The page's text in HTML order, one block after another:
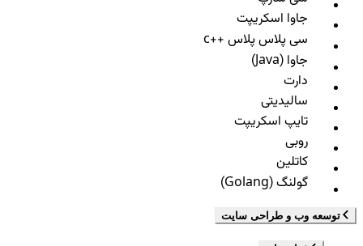
جاوا اسکریپت
سی پلاس پلاس ++c
جاوا (Java)
دارت
سالیدیتی
تایپ اسکریپت
روبی
کاتلین
گولنگ (Golang)
توسعه وب و طراحی سایت